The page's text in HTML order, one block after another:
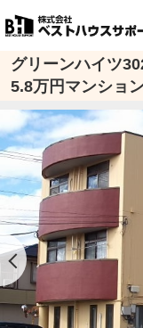
グリーンハイツ
5.8万円マンショ